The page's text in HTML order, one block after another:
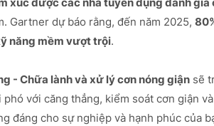
xúc được các nhà tuyển dụng đánh giá
Gartner dự báo rằng, đến năm 2025,
năng mềm vượt trội.
- Chữa lành và xử lý cơn nóng giận sẽ
với căng thẳng, kiểm soát cơn giận
đáng cho sự nghiệp và hạnh phúc của